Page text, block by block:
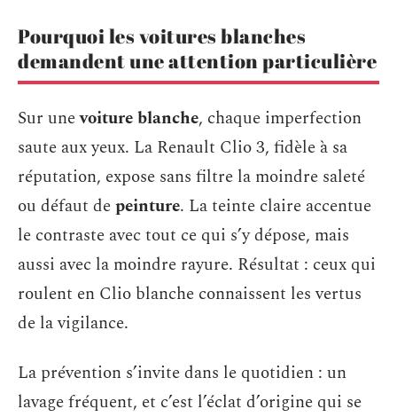
Pourquoi les voitures blanches
demandent une attention particulière
Sur unevoiture blanche, chaque imperfection
saute aux yeux. La Renault Clio 3, fidèle à sa
réputation, expose sans filtre la moindre saleté
ou défaut depeinture. La teinte claire accentue
le contraste avec tout ce qui s’y dépose, mais
aussi avec la moindre rayure. Résultat : ceux qui
roulent en Clio blanche connaissent les vertus
de la vigilance.
La prévention s’invite dans le quotidien : un
lavage fréquent, et c’est l’éclat d’origine qui se